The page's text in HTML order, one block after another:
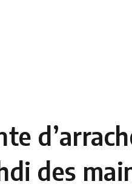
des